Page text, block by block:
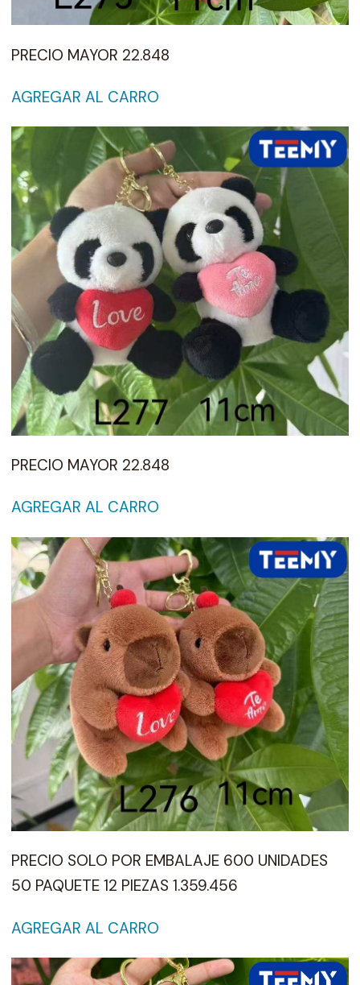
PRECIO MAYOR 22.848
AGREGAR AL CARRO
PRECIO MAYOR 22.848
AGREGAR AL CARRO
PRECIO SOLO POR EMBALAJE 600 UNIDADES
50 PAQUETE 12 PIEZAS 1.359.456
AGREGAR AL CARRO